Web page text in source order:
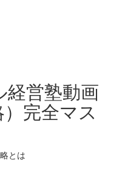
営塾動画
完全マス
とは